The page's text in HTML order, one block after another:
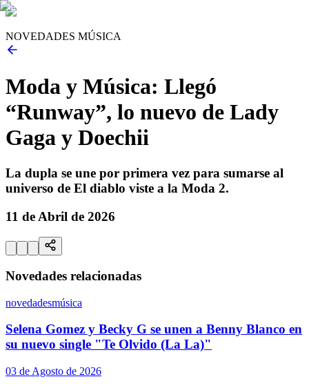
NOVEDADES MÚSICA
Moda y Música: Llegó
“Runway”, lo nuevo de Lady
Gaga y Doechii
La dupla se une por primera vez para sumarse al
universo de El diablo viste a la Moda 2.
11 de Abril de 2026
Novedades relacionadas
novedadesmúsica
Selena Gomez y Becky G se unen a Benny Blanco en
su nuevo single "Te Olvido (La La)"
03 de Agosto de 2026